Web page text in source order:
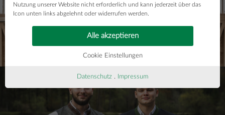
Stiftungsprofessur für innovativen und
nachhaltigen Holzbau
Nutzung unserer Website nicht erforderlich und kann jederzeit über das
Icon unten links abgelehnt oder widerrufen werden.
Cookie Einstellungen
Alle akzeptieren
Datenschutz Impressum